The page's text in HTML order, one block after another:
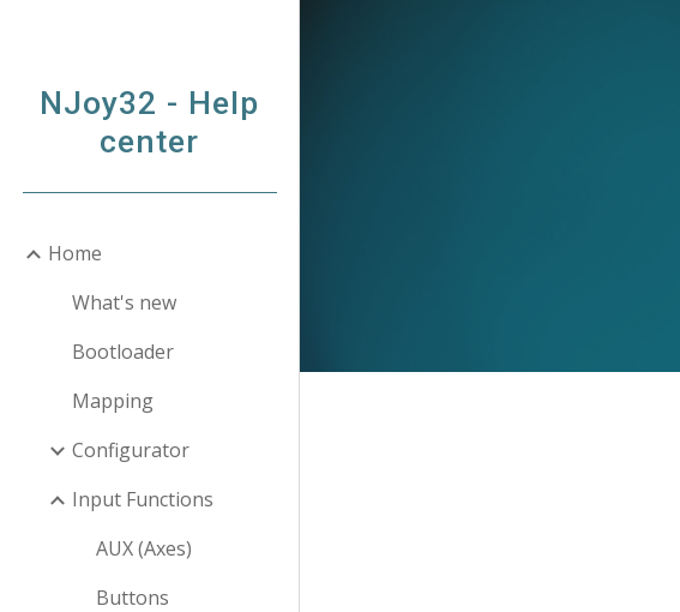
NJoy32 - Help
center
Home
What's new
Bootloader
Mapping
Configurator
Input Functions
AUX (Axes)
Buttons